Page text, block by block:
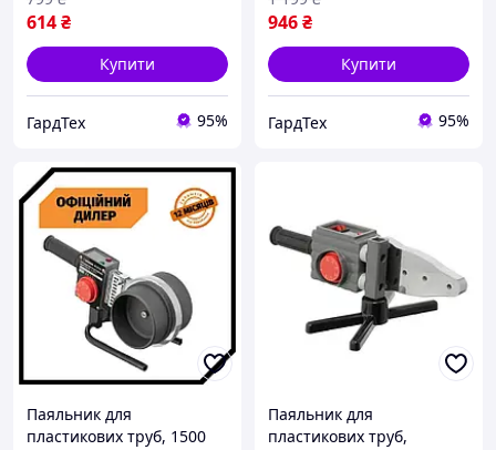
614₴
Купити
ГардТех 95%
946₴
Купити
ГардТех 95%
Паяльник для
пластикових труб, 1500
Паяльник для
пластикових труб,